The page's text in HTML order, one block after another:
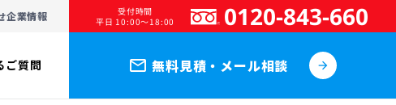
企業情報 受付時間
平日 10:00～18:00 0120-843-660
ご質問 mail_outline 無料見積・メール相談 arrow_forward